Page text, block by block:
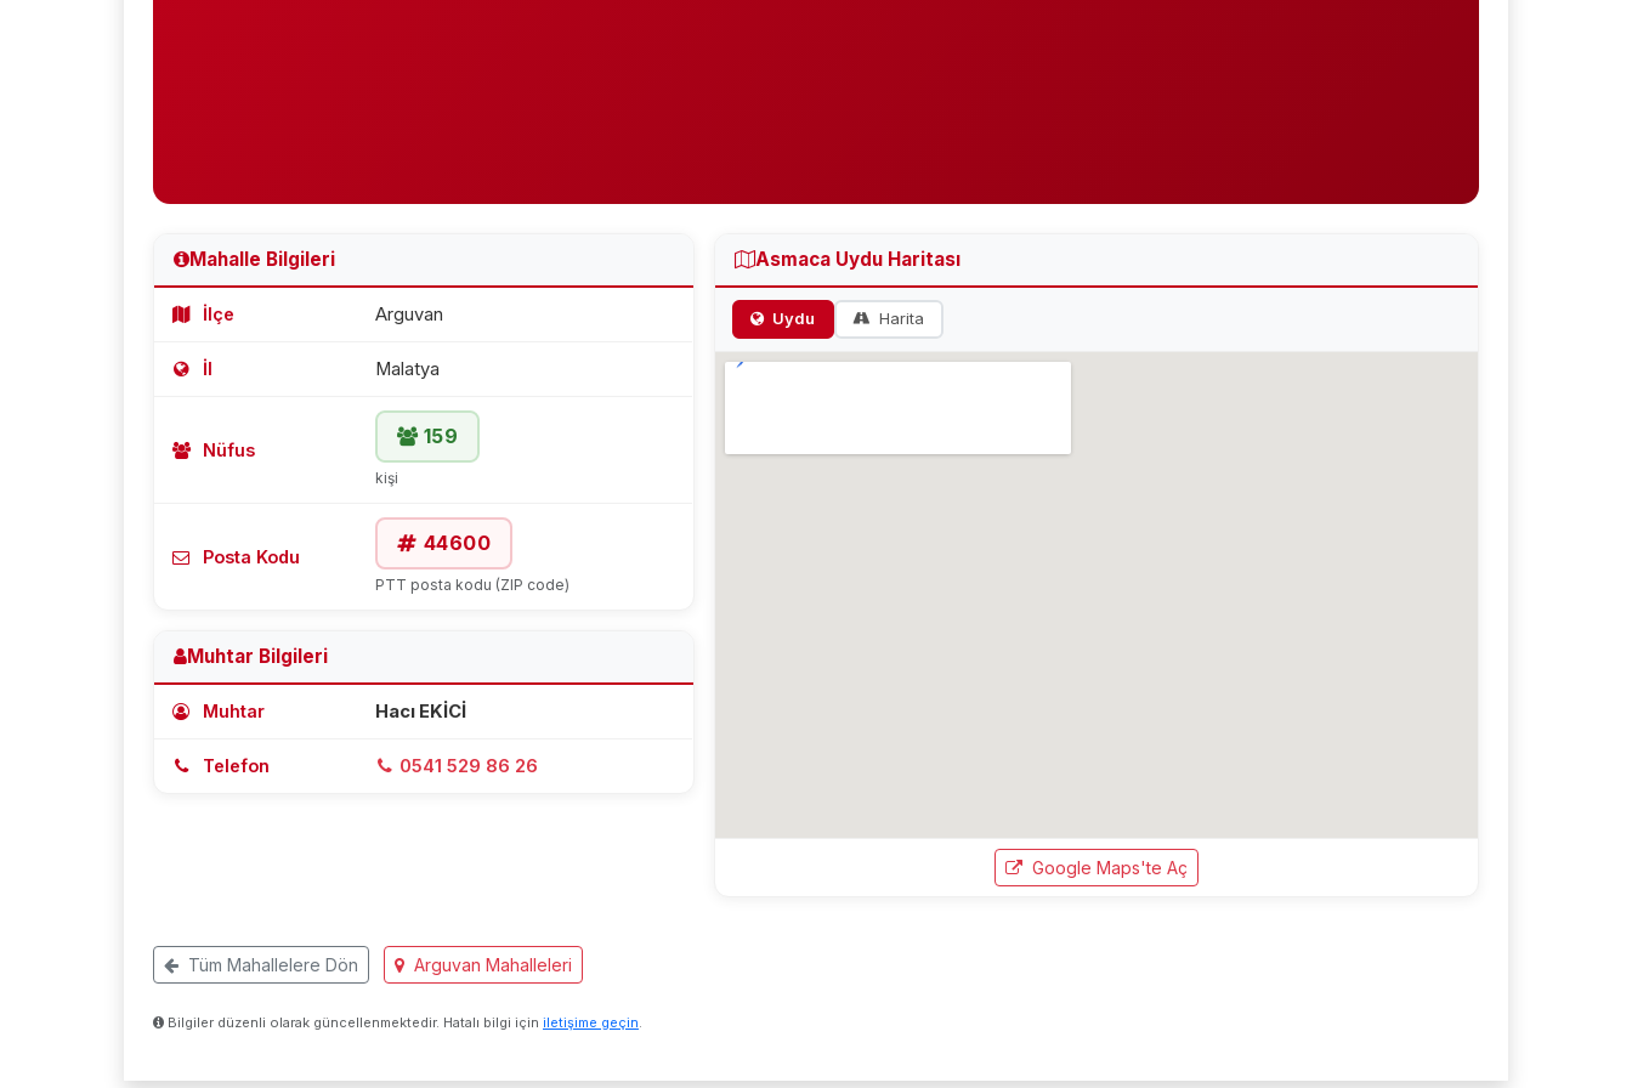
Mahalle Bilgileri
İlçe Arguvan
İl Malatya
Nüfus
159
kişi
Posta Kodu
44600
PTT posta kodu (ZIP code)
Muhtar Bilgileri
Muhtar Hacı EKİCİ
Telefon 0541 529 86 26
Asmaca Uydu Haritası
Uydu Harita
Google Maps'te Aç
Tüm Mahallelere Dön Arguvan Mahalleleri
Bilgiler düzenli olarak güncellenmektedir. Hatalı bilgi için iletişime geçin